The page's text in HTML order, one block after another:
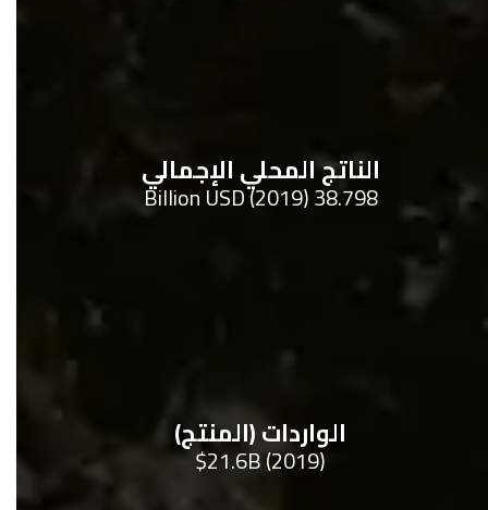
الناتج المحلي الإجمالي
38.798 Billion USD (2019)
الواردات (المنتج)
$21.6B (2019)